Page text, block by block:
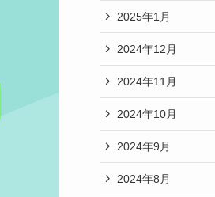
2025年1月
2024年12月
2024年11月
2024年10月
2024年9月
2024年8月